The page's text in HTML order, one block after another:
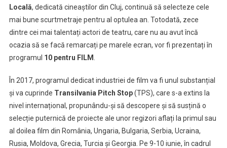
Locală, dedicată cineaștilor din Cluj, continuă să selecteze cele
mai bune scurtmetraje pentru al optulea an. Totodată, zece
dintre cei mai talentați actori de teatru, care nu au avut încă
ocazia să se facă remarcați pe marele ecran, vor fi prezentați în
programul 10 pentru FILM
În 2017, programul dedicat industriei de film va fi unul substanțial
și va cuprinde Transilvania Pitch Stop(TPS), care s-a extins la
nivel internațional, propunându-și să descopere și să susțină o
selecție puternică de proiecte ale unor regizori aflați la primul sau
al doilea film din România, Ungaria, Bulgaria, Serbia, Ucraina,
Rusia, Moldova, Grecia, Turcia și Georgia. Pe 9-10 iunie, în cadrul